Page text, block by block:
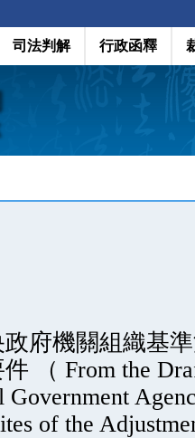
司法判解 行政函釋
府機關組織基
（ From the
Government
of the